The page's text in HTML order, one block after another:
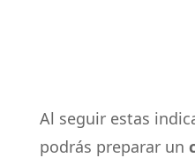
Al seguir estas
podrás preparar un